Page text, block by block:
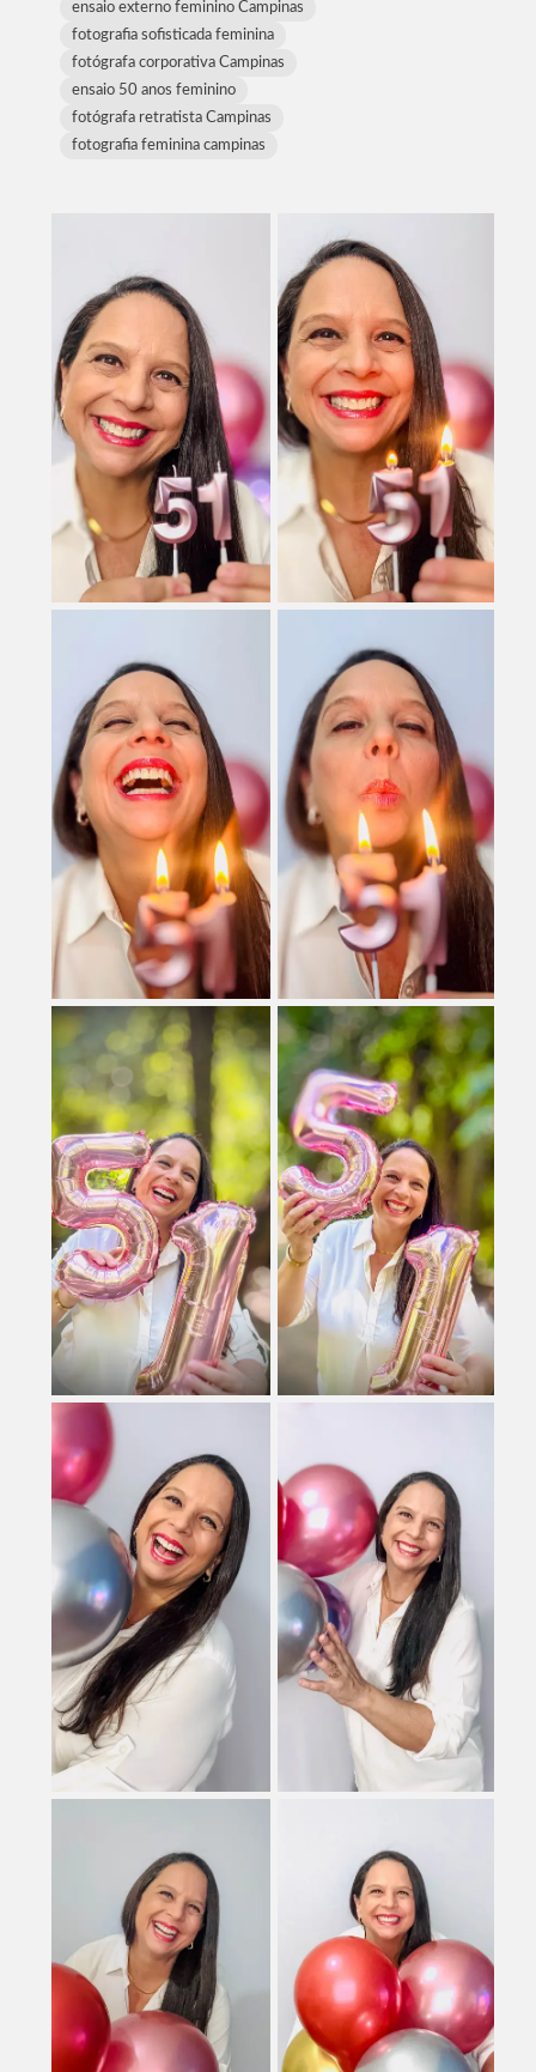
ensaio externo feminino Campinas
fotografia sofisticada feminina
fotógrafa corporativa Campinas
ensaio 50 anos feminino
fotógrafa retratista Campinas
fotografia feminina campinas